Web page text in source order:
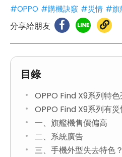
#OPPO #購機訣竅 #災情 #旗
分享給朋友
目錄
OPPO Find X9系列特
OPPO Find X9系列有災
一、旗艦機售價偏高
二、系統廣告
三、手機外型失去特色？